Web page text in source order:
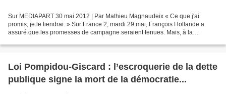
Sur MEDIAPART 30 mai 2012 | Par Mathieu Magnaudeix « Ce que j'ai
promis, je le tiendrai. » Sur France 2, mardi 29 mai, François Hollande a
assuré que les promesses de campagne seraient tenues. Mais, à la
Loi Pompidou-Giscard : l’escroquerie de la dette
publique signe la mort de la démocratie...